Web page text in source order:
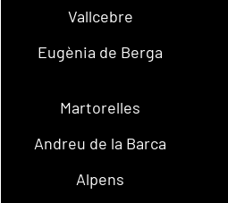
Vallcebre
Eugènia de Berga
Martorelles
Andreu de la Barca
Alpens